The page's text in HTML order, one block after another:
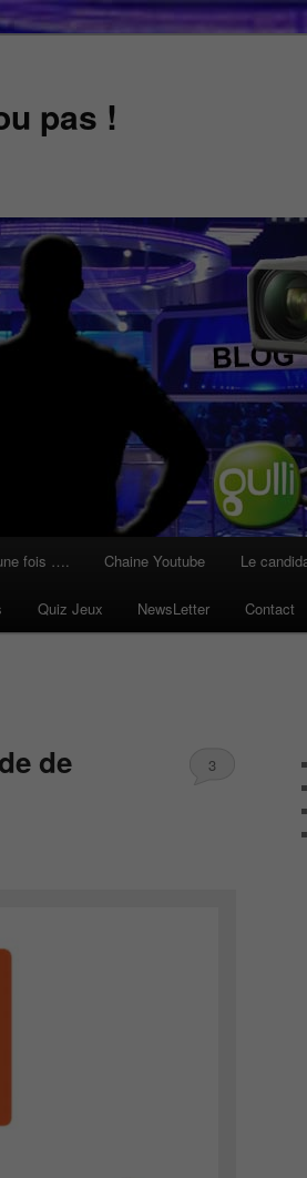
pas !
fois …. Chaine Youtube Le
Quiz Jeux NewsLetter Contact
de
3